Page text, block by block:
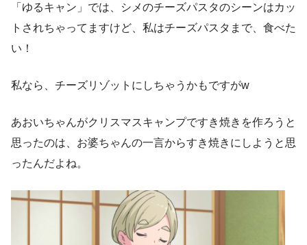
「ゆるキャン」では、シメのチーズパスタのシーンはカッ
トされちゃってますけど、私はチーズパスタまで、食べた
い！
私なら、チーズリゾットにしちゃうかもですがw
あおいちゃんがクリスマスキャンプですき焼きを作ろうと
思ったのは、お婆ちゃんの一言からすき焼きにしようと思
ったんだよね。